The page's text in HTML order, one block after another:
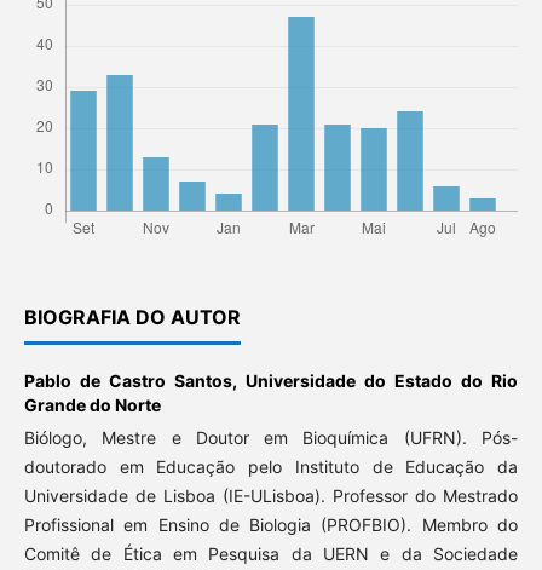
BIOGRAFIA DO AUTOR
Pablo de Castro Santos, Universidade do Estado do Rio
Grande do Norte
Biólogo, Mestre e Doutor em Bioquímica (UFRN). Pós-
doutorado em Educação pelo Instituto de Educação da
Universidade de Lisboa (IE-ULisboa). Professor do Mestrado
Profissional em Ensino de Biologia (PROFBIO). Membro do
Comitê de Ética em Pesquisa da UERN e da Sociedade